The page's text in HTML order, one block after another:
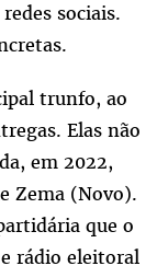
sociais.
trunfo, ao
Elas não
em 2022,
Zema (Novo).
que o
rádio eleitoral